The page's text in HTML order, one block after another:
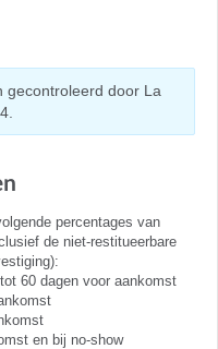
gecontroleerd door La
percentages van
de niet-restitueerbare
60 dagen voor aankomst
en bij no-show